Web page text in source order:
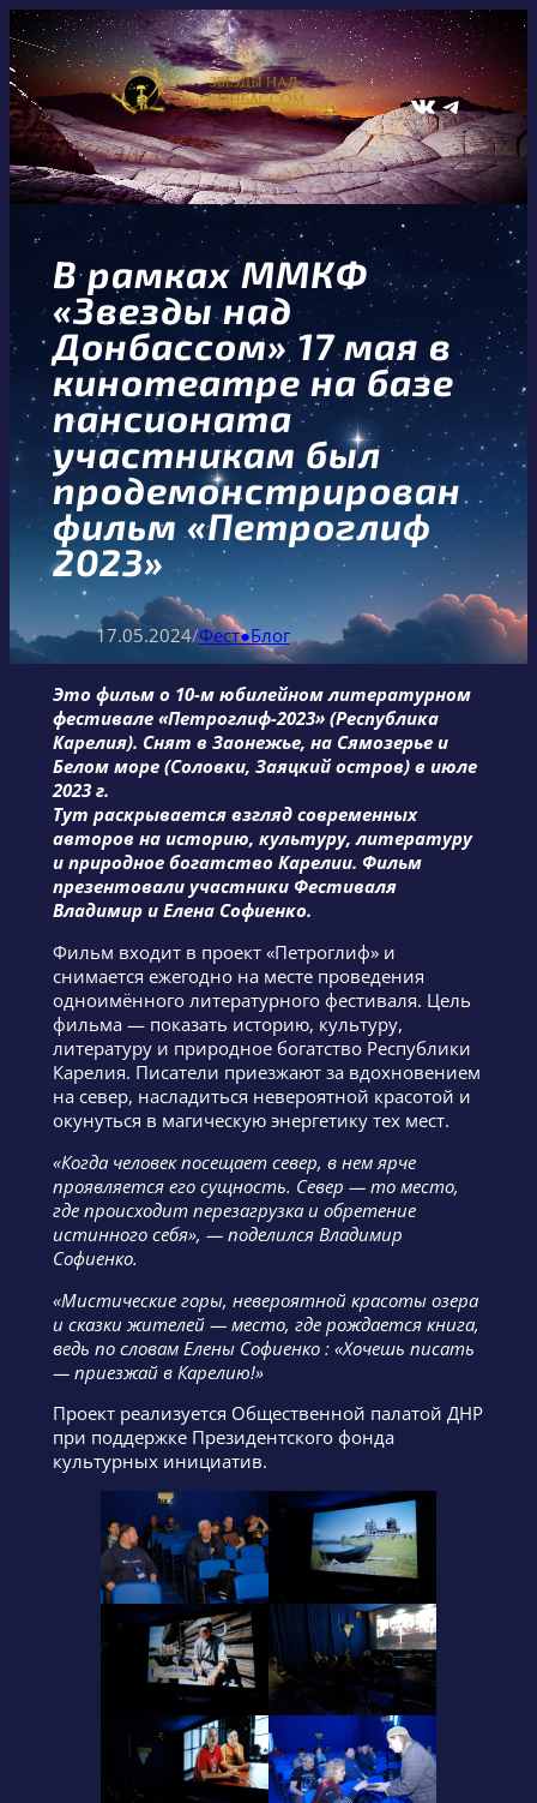
Перейти
к
содержимому
ВКонтакте Telegram
В рамках ММКФ
«Звезды над
Донбассом» 17 мая в
кинотеатре на базе
пансионата
участникам был
продемонстрирован
фильм «Петроглиф
2023»
17.05.2024/Фест●Блог
Это фильм о 10-м юбилейном литературном
фестивале «Петроглиф-2023» (Республика
Карелия). Снят в Заонежье, на Сямозерье и
Белом море (Соловки, Заяцкий остров) в июле
2023 г.
Тут раскрывается взгляд современных
авторов на историю, культуру, литературу
и природное богатство Карелии. Фильм
презентовали участники Фестиваля
Владимир и Елена Софиенко.
Фильм входит в проект «Петроглиф» и
снимается ежегодно на месте проведения
одноимённого литературного фестиваля. Цель
фильма — показать историю, культуру,
литературу и природное богатство Республики
Карелия. Писатели приезжают за вдохновением
на север, насладиться невероятной красотой и
окунуться в магическую энергетику тех мест.
«Когда человек посещает север, в нем ярче
проявляется его сущность. Север — то место,
где происходит перезагрузка и обретение
истинного себя», — поделился Владимир
Софиенко.
«Мистические горы, невероятной красоты озера
и сказки жителей — место, где рождается книга,
ведь по словам Елены Софиенко : «Хочешь писать
— приезжай в Карелию!»
Проект реализуется Общественной палатой ДНР
при поддержке Президентского фонда
культурных инициатив.